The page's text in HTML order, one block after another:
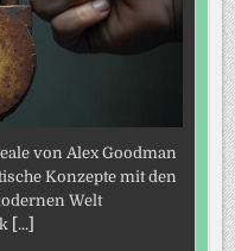
von Alex Goodman
Konzepte mit den
Welt
[...]